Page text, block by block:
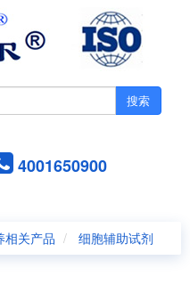
搜索
4001650900
相关产品 细胞辅助试剂